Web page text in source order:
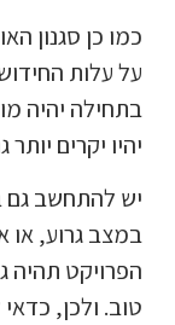
כמו כן סגנון
על עלות
בתחילה יהיה
יהיו יקרים
יש להתחשב גם
במצב גרוע, או
הפרויקט תהיה
טוב. ולכן,